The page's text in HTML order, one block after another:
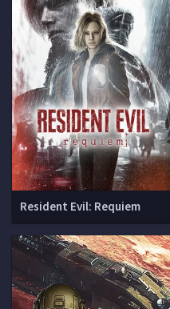
Resident Evil: Requiem